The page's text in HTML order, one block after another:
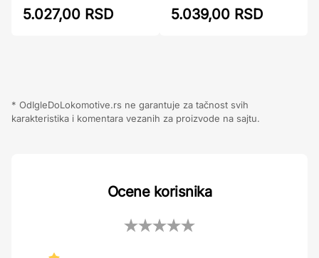
5.027,00 RSD 5.039,00 RSD
* OdIgleDoLokomotive.rs ne garantuje za tačnost svih
karakteristika i komentara vezanih za proizvode na sajtu.
Ocene korisnika